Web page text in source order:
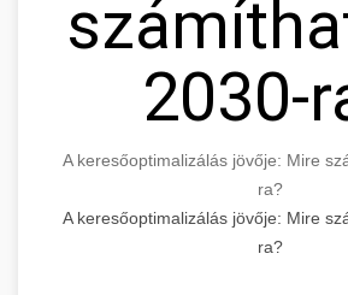
2030-
A keresőoptimalizálás jövője: Mire
ra?
A keresőoptimalizálás jövője: Mire
ra?